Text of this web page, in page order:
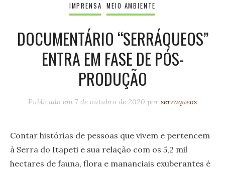
IMPRENSA MEIO AMBIENTE
DOCUMENTÁRIO “SERRÁQUEOS”
ENTRA EM FASE DE PÓS-
PRODUÇÃO
Publicado em 7 de outubro de 2020 por serraqueos
Contar histórias de pessoas que vivem e pertencem
à Serra do Itapeti e sua relação com os 5,2 mil
hectares de fauna, flora e mananciais exuberantes é